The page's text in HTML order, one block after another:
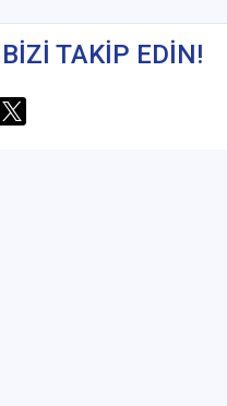
BİZİ TAKİP EDİN!